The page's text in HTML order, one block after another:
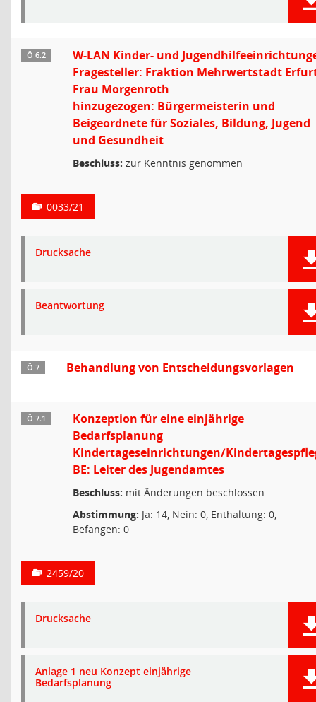
Ö 6.2
W-LAN Kinder- und
Fragesteller: Fraktion Mehrwertstadt
Frau Morgenroth
hinzugezogen: Bürgermeisterin und
Beigeordnete für Soziales, Bildung, Jugend
und Gesundheit
Beschluss: zur Kenntnis genommen
0033/21
Drucksache
Beantwortung
Ö 7 Behandlung von Entscheidungsvorlagen
Ö 7.1
Konzeption für eine einjährige
Bedarfsplanung
Kindertageseinrichtungen/
BE: Leiter des Jugendamtes
Beschluss: mit Änderungen beschlossen
Abstimmung: Ja: 14, Nein: 0, Enthaltung: 0,
Befangen: 0
2459/20
Drucksache
Anlage 1 neu Konzept einjährige
Bedarfsplanung